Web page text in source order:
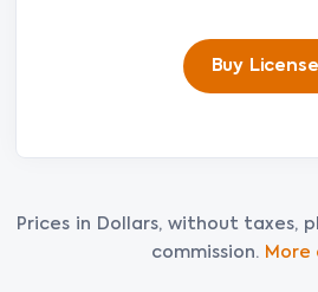
Buy License
Prices in Dollars, without taxes,
commission. More